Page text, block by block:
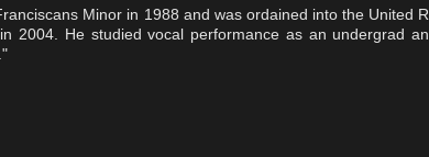
Minor in 1988 and was ordained into the United
2004. He stud­ied vocal per­for­mance as an under­grad